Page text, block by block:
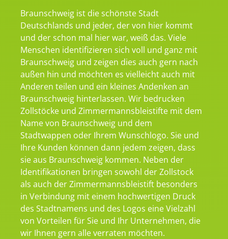
Braunschweig ist die schönste Stadt
Deutschlands und jeder, der von hier kommt
und der schon mal hier war, weiß das. Viele
Menschen identifizieren sich voll und ganz mit
Braunschweig und zeigen dies auch gern nach
außen hin und möchten es vielleicht auch mit
Anderen teilen und ein kleines Andenken an
Braunschweig hinterlassen. Wir bedrucken
Zollstöcke und Zimmermannsbleistifte mit dem
Name von Braunschweig und dem
Stadtwappen oder Ihrem Wunschlogo. Sie und
Ihre Kunden können dann jedem zeigen, dass
sie aus Braunschweig kommen. Neben der
Identifikationen bringen sowohl der Zollstock
als auch der Zimmermannsbleistift besonders
in Verbindung mit einem hochwertigen Druck
des Stadtnamens und des Logos eine Vielzahl
von Vorteilen für Sie und Ihr Unternehmen, die
wir Ihnen gern alle verraten möchten.